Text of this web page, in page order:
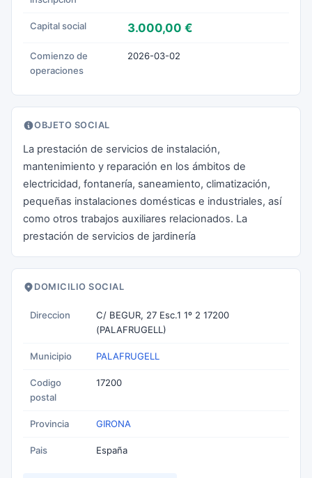
Capital social 3.000,00 €
Comienzo de
operaciones
2026-03-02
OBJETO SOCIAL
La prestación de servicios de instalación,
mantenimiento y reparación en los ámbitos de
electricidad, fontanería, saneamiento, climatización,
pequeñas instalaciones domésticas e industriales, así
como otros trabajos auxiliares relacionados. La
prestación de servicios de jardinería
DOMICILIO SOCIAL
Direccion
C/ BEGUR, 27 Esc.1 1º 2 17200
(PALAFRUGELL)
Municipio PALAFRUGELL
Codigo
postal
17200
Provincia GIRONA
Pais España